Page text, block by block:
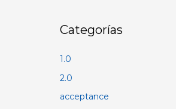
Categorías
1.0
2.0
acceptance